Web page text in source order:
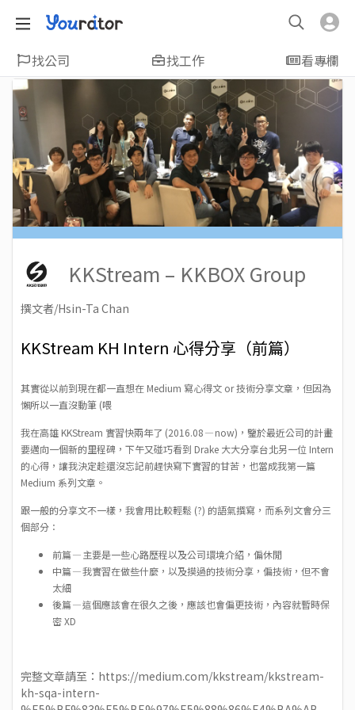
找公司 找工作 看專欄
KKStream – KKBOX Group
撰文者/Hsin-Ta Chan
KKStream KH Intern 心得分享（前篇）
其實從以前到現在都一直想在 Medium 寫心得文 or 技術分享文章，但因為
懶所以一直沒動筆 (喂
我在高雄 KKStream 實習快兩年了 (2016.08 — now)，鑒於最近公司的計畫
要邁向一個新的里程碑，下午又碰巧看到 Drake 大大分享台北另一位 Intern
的心得，讓我決定趁還沒忘記前趕快寫下實習的甘苦，也當成我第一篇
Medium 系列文章。
跟一般的分享文不一樣，我會用比較輕鬆 (?) 的語氣撰寫，而系列文會分三
個部分：
前篇 — 主要是一些心路歷程以及公司環境介紹，偏休閒
中篇 — 我實習在做些什麼，以及摸過的技術分享，偏技術，但不會
太細
後篇 — 這個應該會在很久之後，應該也會偏更技術，內容就暫時保
密 XD
完整文章請至： https://medium.com/kkstream/kkstream-
kh-sqa-intern-